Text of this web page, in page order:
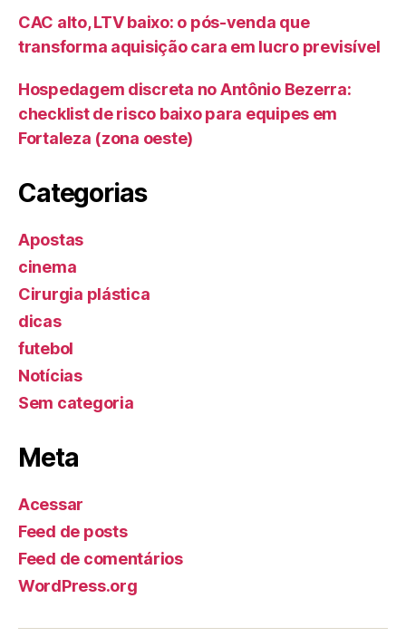
CAC alto, LTV baixo: o pós-venda que
transforma aquisição cara em lucro previsível
Hospedagem discreta no Antônio Bezerra:
checklist de risco baixo para equipes em
Fortaleza (zona oeste)
Categorias
Apostas
cinema
Cirurgia plástica
dicas
futebol
Notícias
Sem categoria
Meta
Acessar
Feed de posts
Feed de comentários
WordPress.org